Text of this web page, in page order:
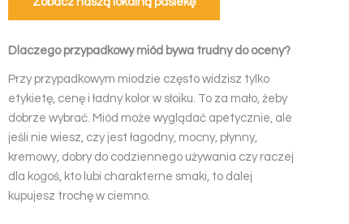
Dlaczego przypadkowy miód bywa trudny do oceny?
Przy przypadkowym miodzie często widzisz tylko
etykietę, cenę i ładny kolor w słoiku. To za mało, żeby
dobrze wybrać. Miód może wyglądać apetycznie, ale
jeśli nie wiesz, czy jest łagodny, mocny, płynny,
kremowy, dobry do codziennego używania czy raczej
dla kogoś, kto lubi charakterne smaki, to dalej
kupujesz trochę w ciemno.